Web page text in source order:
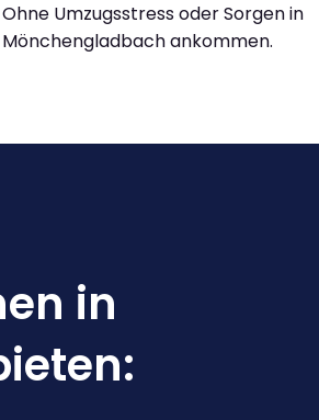
Ohne Umzugsstress oder Sorgen in
Mönchengladbach ankommen.
in